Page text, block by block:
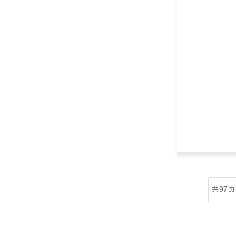
共97页